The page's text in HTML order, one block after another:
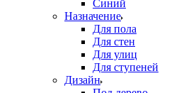
Синий
Назначение
Для пола
Для стен
Для улиц
Для ступеней
Дизайн